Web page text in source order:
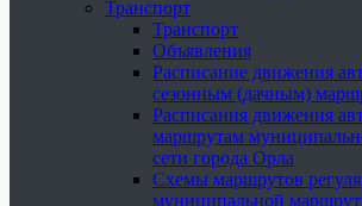
Транспорт
Транспорт
Объявления
Расписание движения
сезонным (дачным)
Расписания движения
маршрутам
сети города Орла
Схемы маршрутов
муниципальной